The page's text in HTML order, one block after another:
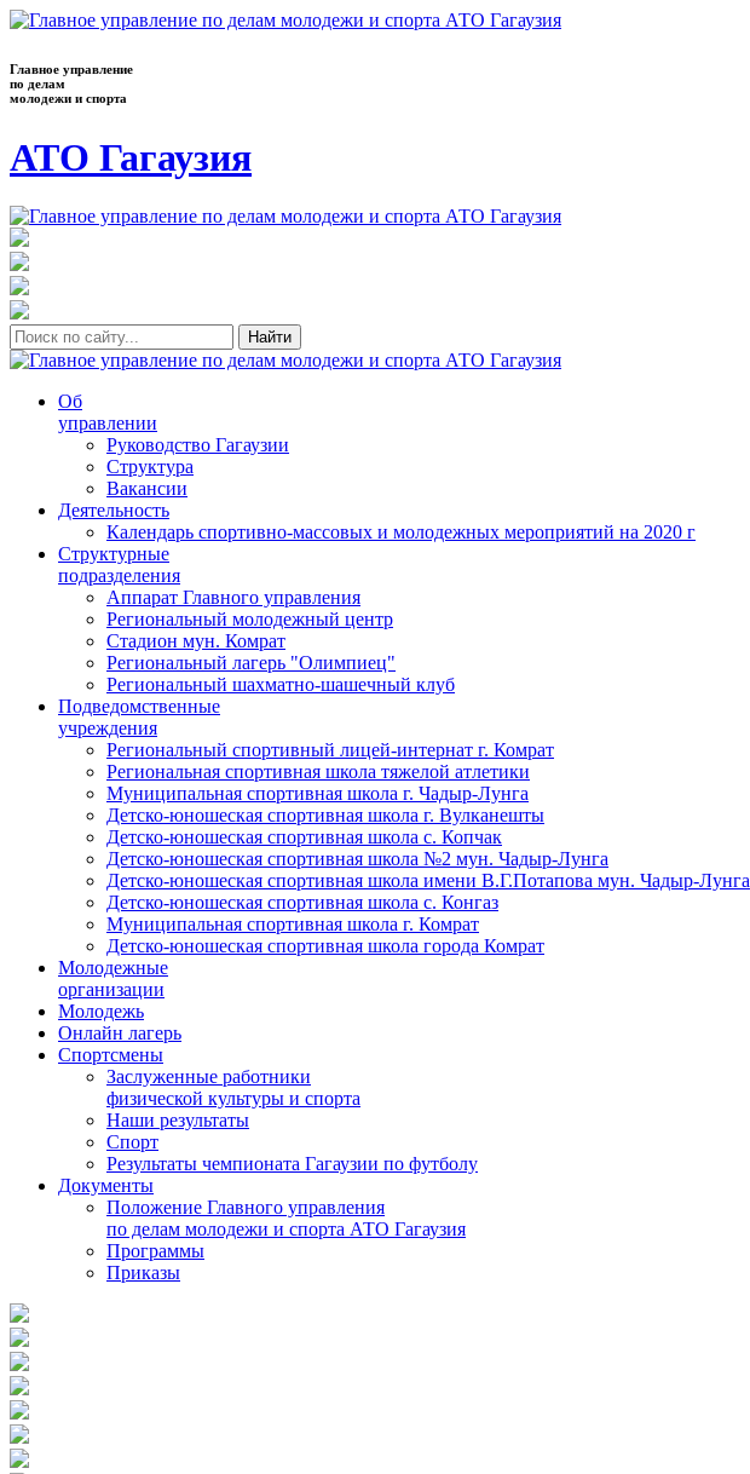
Главное управление
по делам
молодежи и спорта
АТО Гагаузия
Найти
Об
управлении
Руководство Гагаузии
Структура
Вакансии
Деятельность
Календарь спортивно-массовых и молодежных мероприятий на 2020 г
Структурные
подразделения
Аппарат Главного управления
Региональный молодежный центр
Стадион мун. Комрат
Региональный лагерь "Олимпиец"
Региональный шахматно-шашечный клуб
Подведомственные
учреждения
Региональный спортивный лицей-интернат г. Комрат
Региональная спортивная школа тяжелой атлетики
Муниципальная спортивная школа г. Чадыр-Лунга
Детско-юношеская спортивная школа г. Вулканешты
Детско-юношеская спортивная школа с. Копчак
Детско-юношеская спортивная школа №2 мун. Чадыр-Лунга
Детско-юношеская спортивная школа имени В.Г.Потапова мун. Чадыр-Лунга
Детско-юношеская спортивная школа с. Конгаз
Муниципальная спортивная школа г. Комрат
Детско-юношеская спортивная школа города Комрат
Молодежные
организации
Молодежь
Онлайн лагерь
Спортсмены
Заслуженные работники
физической культуры и спорта
Наши результаты
Спорт
Результаты чемпионата Гагаузии по футболу
Документы
Положение Главного управления
по делам молодежи и спорта АТО Гагаузия
Программы
Приказы